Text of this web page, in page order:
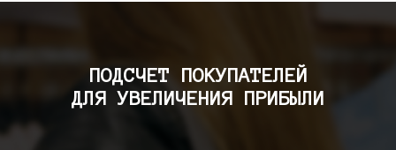
ПОДСЧЕТ ПОКУПАТЕЛЕЙ
ДЛЯ УВЕЛИЧЕНИЯ ПРИБЫЛИ